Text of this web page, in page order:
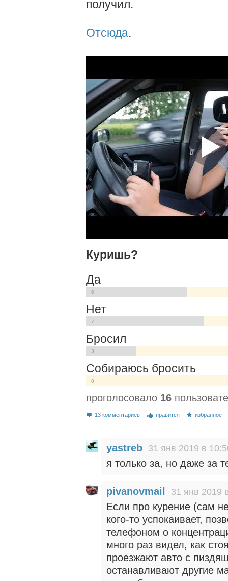
получил.
Отсюда.
Куришь?
Да
6
Нет
7
Бросил
3
Собираюсь бросить
0
проголосовало 16
13 комментариев нравится избранное
yastreb 31 янв 2019 в
я только за, но даже за
pivanovmail 31 янв 2019
Если про курение (сам
кого-то успокаивает,
телефоном о
много раз видел, как
проезжают авто с
останавливают другие